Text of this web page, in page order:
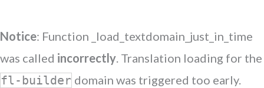
Notice: Function _load_textdomain_just_in_time
was called incorrectly. Translation loading for the
fl-builder domain was triggered too early.